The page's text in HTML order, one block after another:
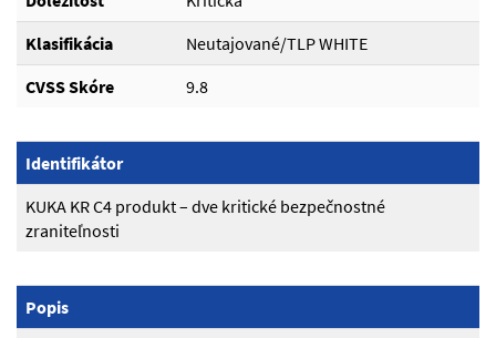
Klasifikácia
Neutajované/TLP WHITE
CVSS Skóre
9.8
Identifikátor
KUKA KR C4 produkt – dve kritické bezpečnostné
zraniteľnosti
Popis